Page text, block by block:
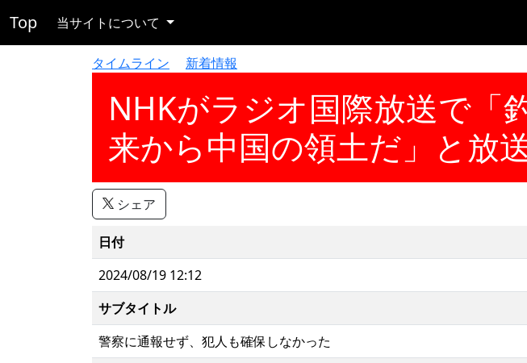
Top 当サイトについて
タイムライン 新着情報
NHKがラジオ国際放送で「
来から中国の領土だ」と放
シェア
日付
2024/08/19 12:12
サブタイトル
警察に通報せず、犯人も確保しなかった